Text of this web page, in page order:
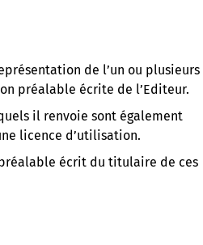
de l’un ou plusieurs
préalable écrite de l’Editeur.
il renvoie sont également
licence d’utilisation.
écrit du titulaire de ces